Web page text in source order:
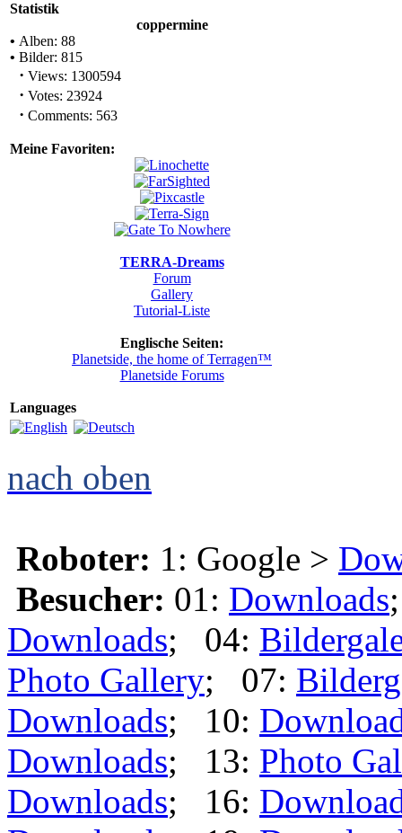
Statistik
coppermine
• Alben: 88
• Bilder: 815
· Views: 1300594
· Votes: 23924
· Comments: 563
Meine Favoriten:
TERRA-Dreams
Forum
Gallery
Tutorial-Liste
Englische Seiten:
Planetside, the home of Terragen™
Planetside Forums
Languages
nach oben
Roboter: 1: Google >
Besucher: 01: Downloads
Downloads; 04:
Photo Gallery; 07:
Downloads; 10:
Downloads; 13: Photo
Downloads; 16: